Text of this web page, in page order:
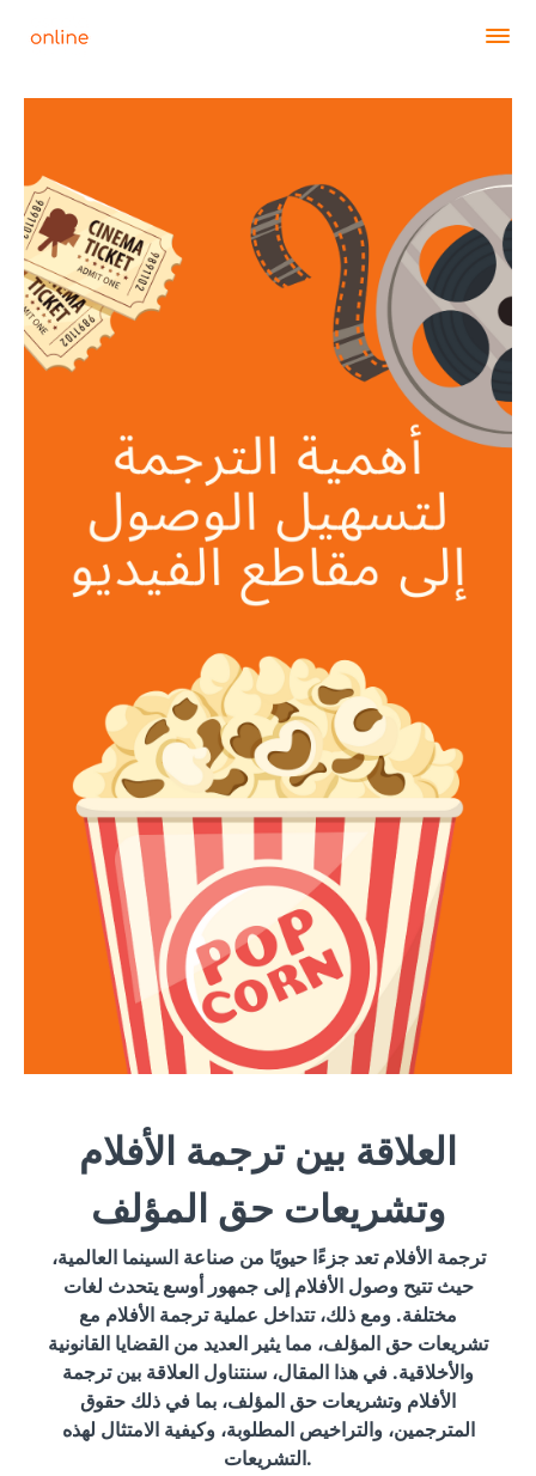
العلاقة بين ترجمة الأفلام
وتشريعات حق المؤلف
ترجمة الأفلام تعد جزءًا حيويًا من صناعة السينما العالمية،
حيث تتيح وصول الأفلام إلى جمهور أوسع يتحدث لغات
مختلفة. ومع ذلك، تتداخل عملية ترجمة الأفلام مع
تشريعات حق المؤلف، مما يثير العديد من القضايا القانونية
والأخلاقية. في هذا المقال، سنتناول العلاقة بين ترجمة
الأفلام وتشريعات حق المؤلف، بما في ذلك حقوق
المترجمين، والتراخيص المطلوبة، وكيفية الامتثال لهذه
التشريعات.